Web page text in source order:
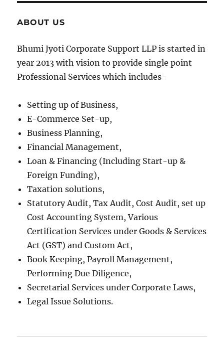
ABOUT US
Bhumi Jyoti Corporate Support LLP is started in
year 2013 with vision to provide single point
Professional Services which includes-
Setting up of Business,
E-Commerce Set-up,
Business Planning,
Financial Management,
Loan & Financing (Including Start-up &
Foreign Funding),
Taxation solutions,
Statutory Audit, Tax Audit, Cost Audit, set up
Cost Accounting System, Various
Certification Services under Goods & Services
Act (GST) and Custom Act,
Book Keeping, Payroll Management,
Performing Due Diligence,
Secretarial Services under Corporate Laws,
Legal Issue Solutions.